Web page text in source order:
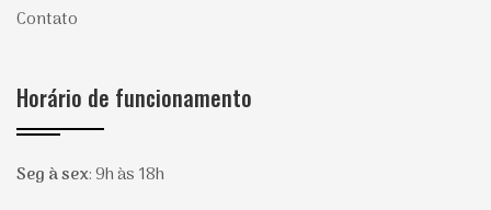
Contato
Horário de funcionamento
Seg à sex:9h às 18h